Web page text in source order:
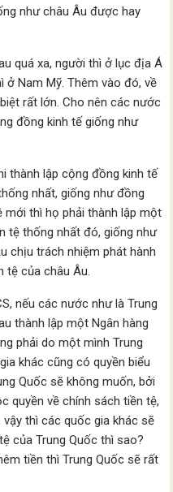
như châu Âu được hay
quá xa, người thì ở lục địa Á
ở Nam Mỹ. Thêm vào đó, về
rất lớn. Cho nên các nước
đồng kinh tế giống như
thành lập cộng đồng kinh tế
nhất, giống như đồng
mới thì họ phải thành lập một
tệ thống nhất đó, giống như
chịu trách nhiệm phát hành
tệ của châu Âu.
nếu các nước như là Trung
thành lập một Ngân hàng
phải do một mình Trung
khác cũng có quyền biểu
Quốc sẽ không muốn, bởi
quyền về chính sách tiền tệ,
thì các quốc gia khác sẽ
của Trung Quốc thì sao?
tiền thì Trung Quốc sẽ rất